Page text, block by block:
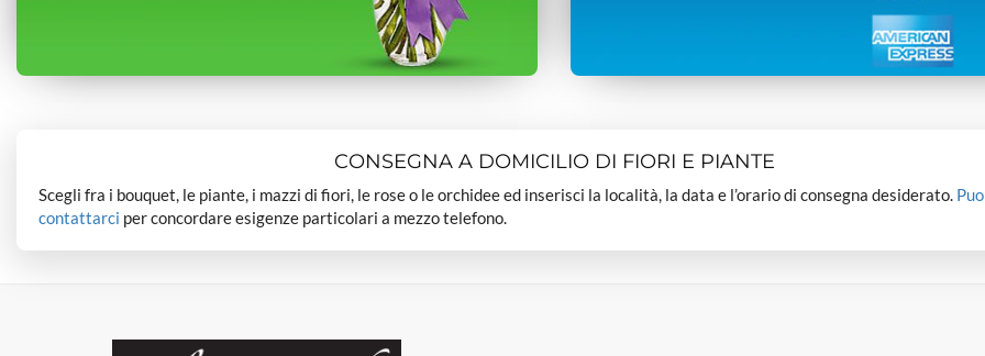
CONSEGNA A DOMICILIO DI FIORI E PIANTE
Scegli fra i bouquet, le piante, i mazzi di fiori, le rose o le orchidee ed inserisci la località, la data e l’orario di consegna desiderato.
contattarci per concordare esigenze particolari a mezzo telefono.